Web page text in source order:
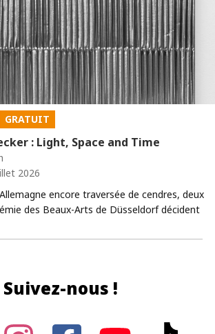
GRATUIT
: Light, Space and Time
2026
encore traversée de cendres, deux
des Beaux-Arts de Düsseldorf décident
Suivez-nous !